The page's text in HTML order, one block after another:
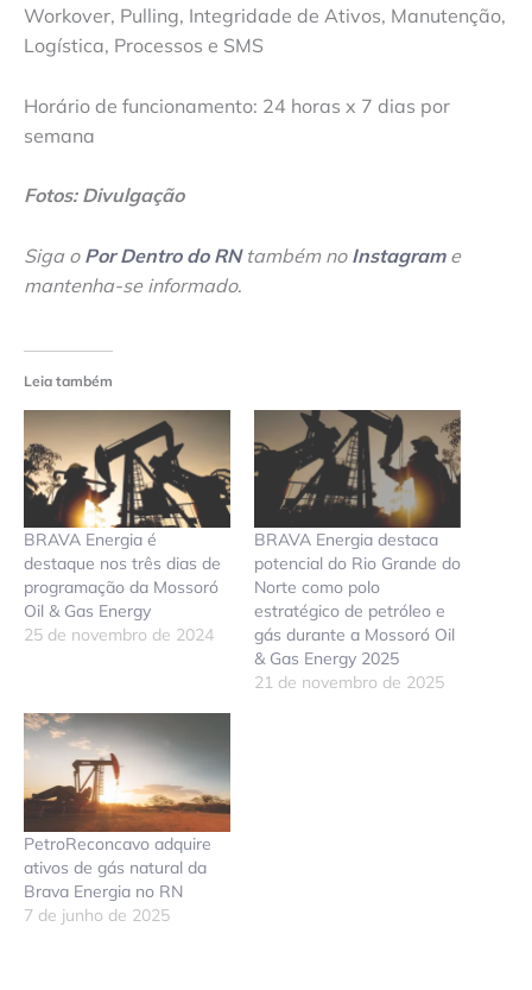
Workover, Pulling, Integridade de Ativos, Manutenção,
Logística, Processos e SMS
Horário de funcionamento: 24 horas x 7 dias por
semana
Fotos: Divulgação
Siga o Por Dentro do RNtambém no Instagrame
mantenha-se informado.
Leia também
BRAVA Energia é
destaque nos três dias de
programação da Mossoró
Oil & Gas Energy
25 de novembro de 2024
BRAVA Energia destaca
potencial do Rio Grande do
Norte como polo
estratégico de petróleo e
gás durante a Mossoró Oil
& Gas Energy 2025
21 de novembro de 2025
PetroReconcavo adquire
ativos de gás natural da
Brava Energia no RN
7 de junho de 2025